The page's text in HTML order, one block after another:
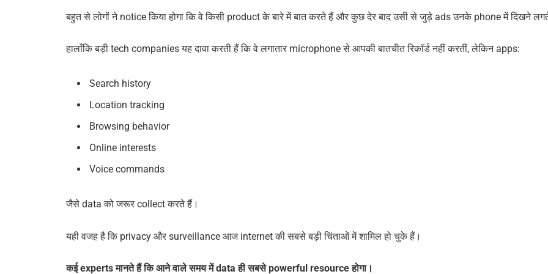
बहुत से लोगों ने notice किया होगा कि वे किसी product के बारे में बात करते हैं और कुछ देर बाद उसी से जुड़े ads उनके phone में दिखने
हालाँकि बड़ी tech companies यह दावा करती हैं कि वे लगातार microphone से आपकी बातचीत रिकॉर्ड नहीं करतीं, लेकिन apps:
Search history
Location tracking
Browsing behavior
Online interests
Voice commands
जैसे data को जरूर collect करते हैं।
यही वजह है कि privacy और surveillance आज internet की सबसे बड़ी चिंताओं में शामिल हो चुके हैं।
कई experts मानते हैं कि आने वाले समय में data ही सबसे powerful resource होगा।